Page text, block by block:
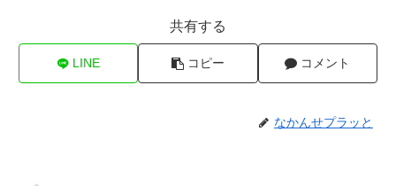
共有する
LINE コピー コメント
なかんせプラッと